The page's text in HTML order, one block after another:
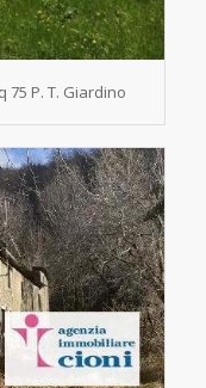
75 P. T. Giardino